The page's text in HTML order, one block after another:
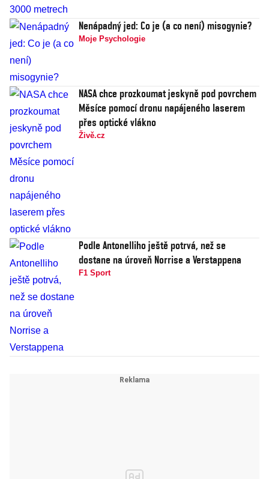
Nenápadný jed: Co je (a co není) misogynie?
Moje Psychologie
NASA chce prozkoumat jeskyně pod povrchem
Měsíce pomocí dronu napájeného laserem
přes optické vlákno
Živě.cz
Podle Antonelliho ještě potrvá, než se
dostane na úroveň Norrise a Verstappena
F1 Sport